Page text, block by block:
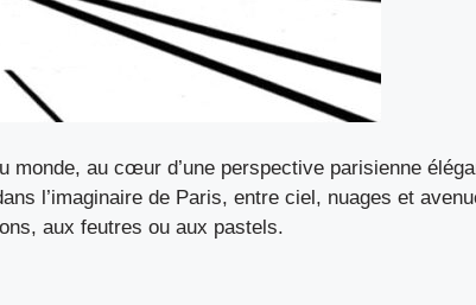
monde, au cœur d’une perspective parisienne
l’imaginaire de Paris, entre ciel, nuages et
aux feutres ou aux pastels.